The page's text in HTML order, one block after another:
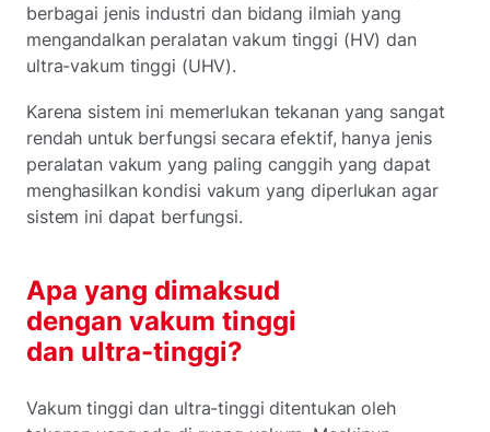
berbagai jenis industri dan bidang ilmiah yang
mengandalkan peralatan vakum tinggi (HV) dan
ultra-vakum tinggi (UHV).
Karena sistem ini memerlukan tekanan yang sangat
rendah untuk berfungsi secara efektif, hanya jenis
peralatan vakum yang paling canggih yang dapat
menghasilkan kondisi vakum yang diperlukan agar
sistem ini dapat berfungsi.
Apa yang dimaksud
dengan vakum tinggi
dan ultra-tinggi?
Vakum tinggi dan ultra-tinggi ditentukan oleh